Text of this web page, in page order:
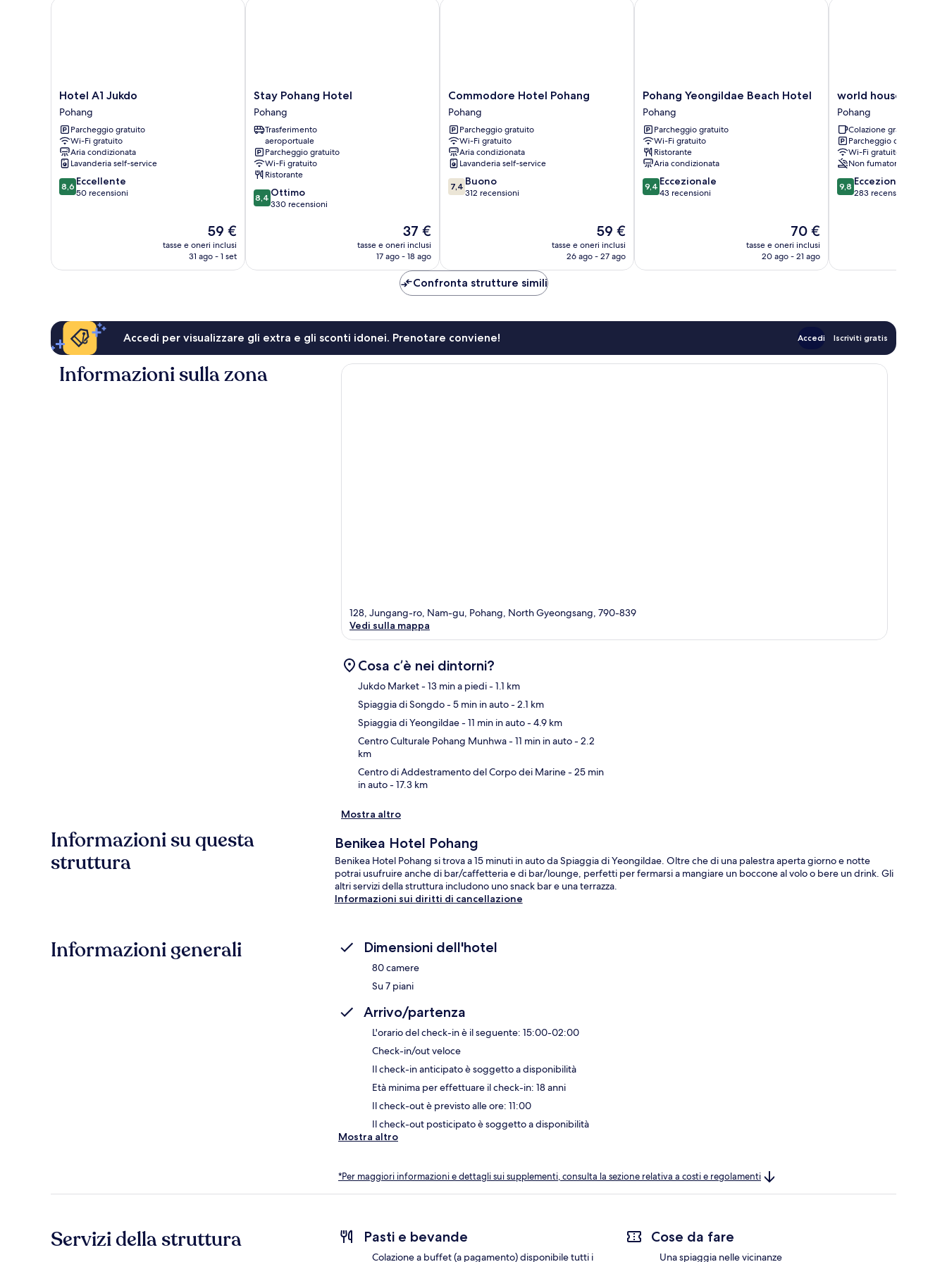
Hotel
A1
Jukdo
Pohang
Hotel A1 Jukdo
Pohang
Parcheggio gratuito
Wi-Fi gratuito
Aria condizionata
Lavanderia self-service
8.6
su
8,6 Eccellente
50 recensioni
Il
prezzo
attuale
59 €
tasse e oneri inclusi
31 ago - 1 set
Hotel A1 Jukdo
Stay
Pohang
Hotel
Pohang
Stay Pohang Hotel
Pohang
Trasferimento
aeroportuale
Parcheggio gratuito
Wi-Fi gratuito
Ristorante
8.4
su
8,4 Ottimo
330 recensioni
Il
prezzo
attuale
37 €
37 €
tasse e oneri inclusi
17 ago - 18 ago
Stay Pohang Hotel
Commodore
Hotel
Pohang
Pohang
Commodore Hotel Pohang
Pohang
Parcheggio gratuito
Wi-Fi gratuito
Aria condizionata
Lavanderia self-service
7.4
su
7,4 Buono
312 recensioni
Il
prezzo
attuale
59 €
tasse e oneri inclusi
26 ago - 27 ago
Commodore Hotel Pohang
Pohang
Yeongildae
Beach
Hotel
Pohang
Pohang Yeongildae Beach Hotel
Pohang
Parcheggio gratuito
Wi-Fi gratuito
Ristorante
Aria condizionata
9.4
su
9,4 Eccezionale
43 recensioni
Il
prezzo
attuale
70 €
tasse e oneri inclusi
20 ago - 21 ago
Pohang Yeongildae Beach Hotel
world
house
Pohang
world house
Pohang
Colazione gratuita
Parcheggio disponibile
Wi-Fi gratuito
Non fumatori
9.8
su
9,8 Eccezionale
283 recensioni
world house
Confronta strutture simili
Accedi per visualizzare gli extra e gli sconti idonei. Prenotare conviene! Accedi Iscriviti gratis
Informazioni sulla zona
128, Jungang-ro, Nam-gu, Pohang, North Gyeongsang, 790-839
Vedi sulla mappa
Cosa c’è nei dintorni?
Jukdo Market- 13 min a piedi- 1.1 km
Spiaggia di Songdo- 5 min in auto- 2.1 km
Spiaggia di Yeongildae- 11 min in auto- 4.9 km
Centro Culturale Pohang Munhwa- 11 min in auto- 2.2
km
Centro di Addestramento del Corpo dei Marine- 25 min
in auto- 17.3 km
Mostra altro
Informazioni su questa
struttura
Benikea Hotel Pohang
Benikea Hotel Pohang si trova a 15 minuti in auto da Spiaggia di Yeongildae. Oltre che di una palestra aperta giorno e notte
potrai usufruire anche di bar/caffetteria e di bar/lounge, perfetti per fermarsi a mangiare un boccone al volo o bere un drink. Gli
altri servizi della struttura includono uno snack bar e una terrazza.
Informazioni sui diritti di cancellazione
Informazioni generali Dimensioni dell'hotel
80 camere
Su 7 piani
Arrivo/partenza
L'orario del check-in è il seguente: 15:00-02:00
Check-in/out veloce
Il check-in anticipato è soggetto a disponibilità
Età minima per effettuare il check-in: 18 anni
Il check-out è previsto alle ore: 11:00
Il check-out posticipato è soggetto a disponibilità
Mostra altro
*Per maggiori informazioni e dettagli sui supplementi, consulta la sezione relativa a costi e regolamenti
Servizi della struttura Pasti e bevande
Colazione a buffet (a pagamento) disponibile tutti i
Cose da fare
Una spiaggia nelle vicinanze